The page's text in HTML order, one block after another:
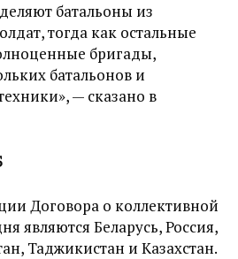
батальоны из
тогда как остальные
бригады,
батальонов и
— сказано в
Договора о коллективной
являются Беларусь, Россия,
Таджикистан и Казахстан.